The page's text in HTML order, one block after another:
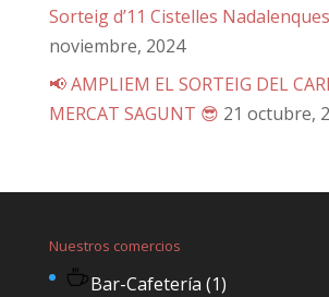
Sorteig d’11 Cistelles Nadalenques
noviembre, 2024
📢 AMPLIEM EL SORTEIG DEL
MERCAT SAGUNT 😎 21 octubre,
Nuestros comercios
Bar-Cafetería (1)